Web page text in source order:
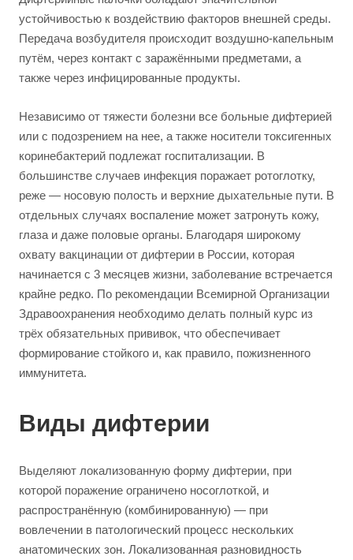
устойчивостью к воздействию факторов внешней среды.
Передача возбудителя происходит воздушно-капельным
путём, через контакт с заражёнными предметами, а
также через инфицированные продукты.
Независимо от тяжести болезни все больные дифтерией
или с подозрением на нее, а также носители токсигенных
коринебактерий подлежат госпитализации. В
большинстве случаев инфекция поражает ротоглотку,
реже — носовую полость и верхние дыхательные пути. В
отдельных случаях воспаление может затронуть кожу,
глаза и даже половые органы. Благодаря широкому
охвату вакцинации от дифтерии в России, которая
начинается с 3 месяцев жизни, заболевание встречается
крайне редко. По рекомендации Всемирной Организации
Здравоохранения необходимо делать полный курс из
трёх обязательных прививок, что обеспечивает
формирование стойкого и, как правило, пожизненного
иммунитета.
Виды дифтерии
Выделяют локализованную форму дифтерии, при
которой поражение ограничено носоглоткой, и
распространённую (комбинированную) — при
вовлечении в патологический процесс нескольких
анатомических зон. Локализованная разновидность